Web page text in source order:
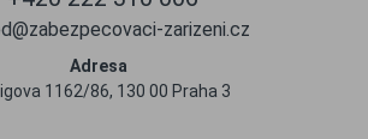
zarizeni.cz
Adresa
1162/86, 130 00 Praha 3